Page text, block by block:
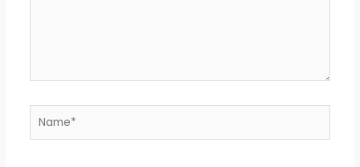
Name*